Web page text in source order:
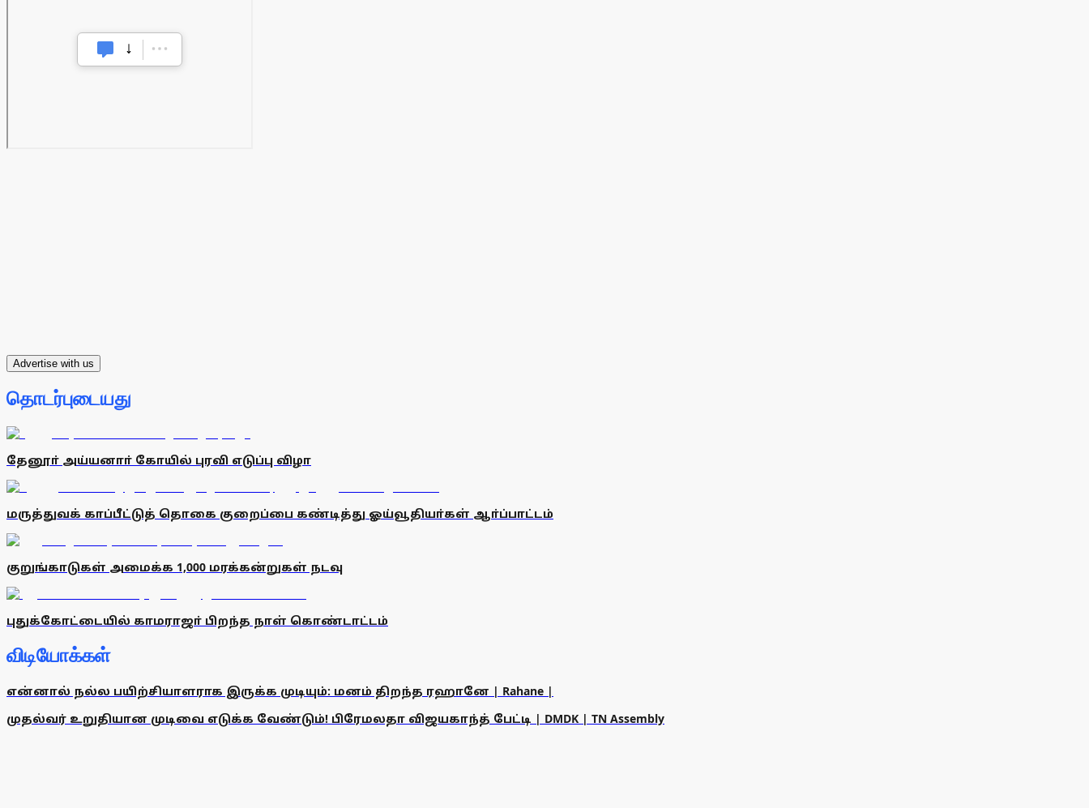
Advertise with us
தொடர்புடையது
தேனூா் அய்யனாா் கோயில் புரவி எடுப்பு விழா
மருத்துவக் காப்பீட்டுத் தொகை குறைப்பை கண்டித்து ஓய்வூதியா்கள் ஆா்ப்பாட்டம்
குறுங்காடுகள் அமைக்க 1,000 மரக்கன்றுகள் நடவு
புதுக்கோட்டையில் காமராஜா் பிறந்த நாள் கொண்டாட்டம்
விடியோக்கள்
என்னால் நல்ல பயிற்சியாளராக இருக்க முடியும்: மனம் திறந்த ரஹானே | Rahane |
முதல்வர் உறுதியான முடிவை எடுக்க வேண்டும்! பிரேமலதா விஜயகாந்த் பேட்டி | DMDK | TN Assembly